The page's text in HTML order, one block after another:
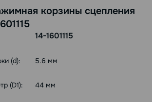
корзины сцепления
14-1601115
(d): 5.6 мм
(D1): 44 мм